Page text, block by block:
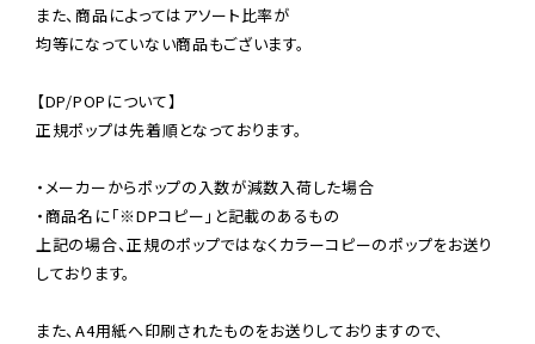
また、商品によってはアソート比率が
均等になっていない商品もございます。
【DP/POPについて】
正規ポップは先着順となっております。
・メーカーからポップの入数が減数入荷した場合
・商品名に「※DPコピー」と記載のあるもの
上記の場合、正規のポップではなくカラーコピーのポップをお送り
しております。
また、A4用紙へ印刷されたものをお送りしておりますので、